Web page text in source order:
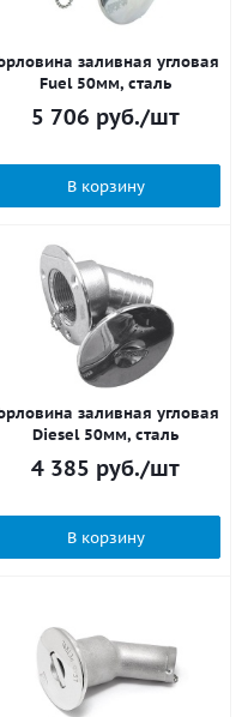
заливная угловая
Fuel 50мм, сталь
5 706 руб./шт
В корзину
заливная угловая
Diesel 50мм, сталь
4 385 руб./шт
В корзину